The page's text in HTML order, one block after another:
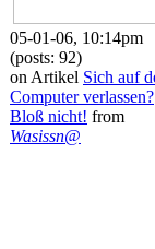
05-01-06, 10:14pm
(posts: 92)
on Artikel Sich auf
Computer verlassen?
Bloß nicht! from
Wasissn@